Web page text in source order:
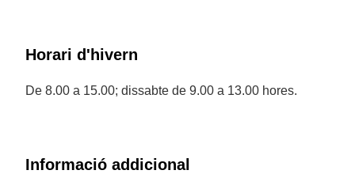
Horari d'hivern
De 8.00 a 15.00; dissabte de 9.00 a 13.00 hores.
Informació addicional